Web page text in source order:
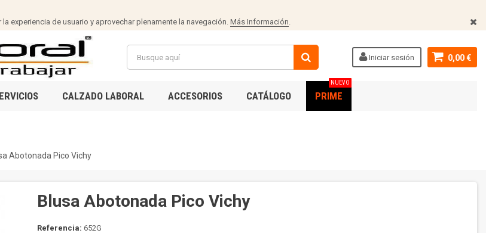
experiencia de usuario y aprovechar plenamente la navegación. Más Información.
0,00 €
Iniciar sesión
CALZADO LABORAL ACCESORIOS CATÁLOGO PRIME
NUEVO
Abotonada Pico Vichy
Blusa Abotonada Pico Vichy
Referencia: 652G